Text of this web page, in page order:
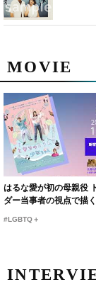
MOVIE
はるな愛が初の母親役
ダー当事者の視点で描
#LGBTQ＋